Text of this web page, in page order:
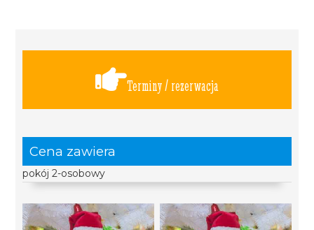
Terminy / rezerwacja
Cena zawiera
pokój 2-osobowy